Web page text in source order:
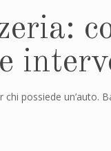
possiede un’auto.